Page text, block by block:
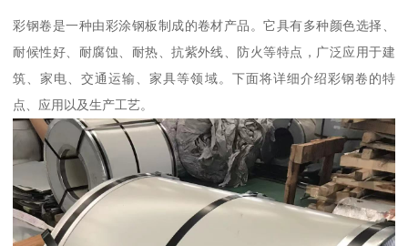
彩钢卷是一种由彩涂钢板制成的卷材产品。它具有多种颜色选择、
耐候性好、耐腐蚀、耐热、抗紫外线、防火等特点，广泛应用于建
筑、家电、交通运输、家具等领域。下面将详细介绍彩钢卷的特
点、应用以及生产工艺。